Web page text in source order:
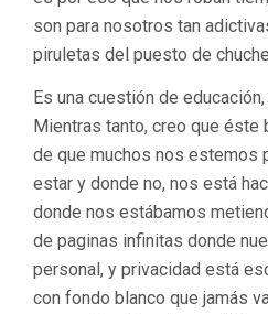
son para nosotros tan
piruletas del puesto de
Es una cuestión de
Mientras tanto, creo que éste
de que muchos nos estemos
estar y donde no, nos está
donde nos estábamos
de paginas infinitas donde
personal, y privacidad está
con fondo blanco que jamás